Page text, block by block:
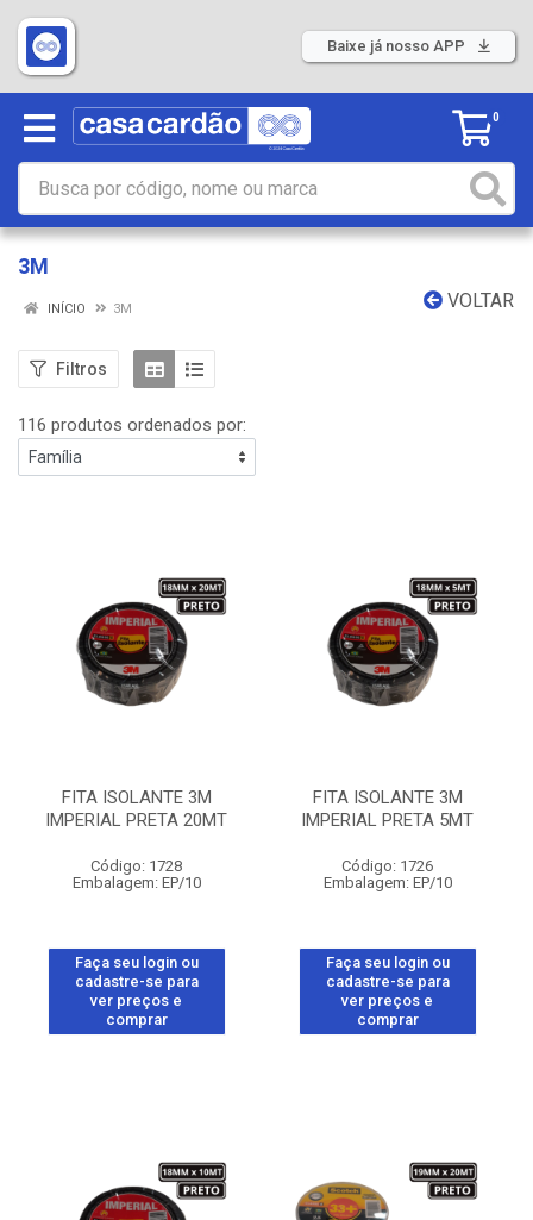
Baixe já nosso APP
0
3M
VOLTAR
INÍCIO 3M
Filtros
116 produtos ordenados por:
FITA ISOLANTE 3M
IMPERIAL PRETA 20MT
Código: 1728
Embalagem: EP/10
Faça seu login ou
cadastre-se para
ver preços e
comprar
FITA ISOLANTE 3M
IMPERIAL PRETA 5MT
Código: 1726
Embalagem: EP/10
Faça seu login ou
cadastre-se para
ver preços e
comprar